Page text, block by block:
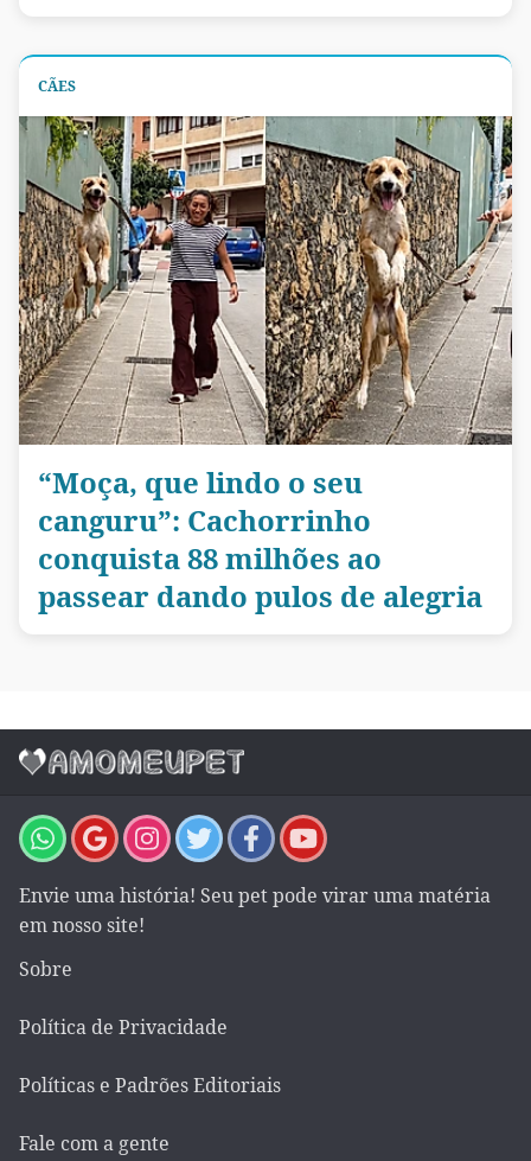
CÃES
“Moça, que lindo o seu
canguru”: Cachorrinho
conquista 88 milhões ao
passear dando pulos de alegria
Envie uma história! Seu pet pode virar uma matéria
em nosso site!
Sobre
Política de Privacidade
Políticas e Padrões Editoriais
Fale com a gente